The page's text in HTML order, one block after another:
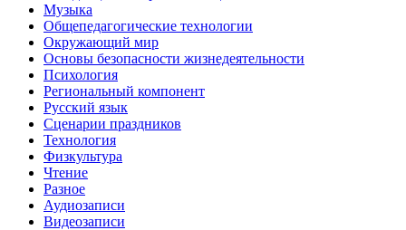
Музыка
Общепедагогические технологии
Окружающий мир
Основы безопасности жизнедеятельности
Психология
Региональный компонент
Русский язык
Сценарии праздников
Технология
Физкультура
Чтение
Разное
Аудиозаписи
Видеозаписи